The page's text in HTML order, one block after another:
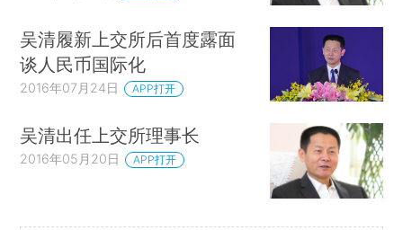
吴清履新上交所后首度露面
谈人民币国际化
2016年07月24日 APP打开
吴清出任上交所理事长
2016年05月20日 APP打开